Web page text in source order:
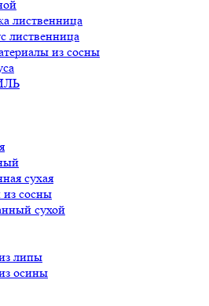
лиственница
лиственница
из сосны
сухая
из сосны
сухой
липы
осины